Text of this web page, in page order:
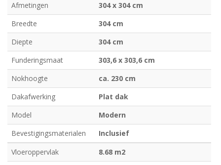
Afmetingen
304 x 304 cm
Breedte
304 cm
Diepte
304 cm
Funderingsmaat
303,6 x 303,6 cm
Nokhoogte
ca. 230 cm
Dakafwerking
Plat dak
Model
Modern
Bevestigingsmaterialen
Inclusief
Vloeroppervlak
8.68 m2